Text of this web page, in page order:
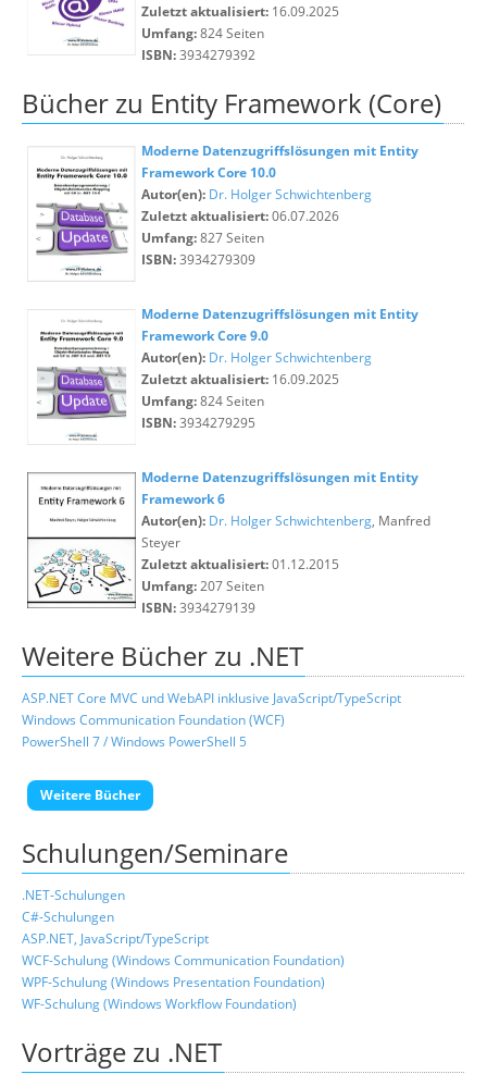
Zuletzt aktualisiert: 16.09.2025
Umfang:824 Seiten
ISBN:3934279392
Bücher zu Entity Framework (Core)
Moderne Datenzugriffslösungen mit Entity
Framework Core 10.0
Autor(en): Dr. Holger Schwichtenberg
Zuletzt aktualisiert:06.07.2026
Umfang:827 Seiten
ISBN:3934279309
Moderne Datenzugriffslösungen mit Entity
Framework Core 9.0
Autor(en): Dr. Holger Schwichtenberg
Zuletzt aktualisiert: 16.09.2025
Umfang:824 Seiten
ISBN:3934279295
Moderne Datenzugriffslösungen mit Entity
Framework 6
Autor(en): Dr. Holger Schwichtenberg, Manfred
Steyer
Zuletzt aktualisiert:01.12.2015
Umfang:207 Seiten
ISBN:3934279139
Weitere Bücher zu .NET
ASP.NET Core MVC und WebAPI inklusive JavaScript/TypeScript
Windows Communication Foundation (WCF)
PowerShell 7 / Windows PowerShell 5
Weitere Bücher
Schulungen/Seminare
.NET-Schulungen
C#-Schulungen
ASP.NET, JavaScript/TypeScript
WCF-Schulung (Windows Communication Foundation)
WPF-Schulung (Windows Presentation Foundation)
WF-Schulung (Windows Workflow Foundation)
Vorträge zu .NET